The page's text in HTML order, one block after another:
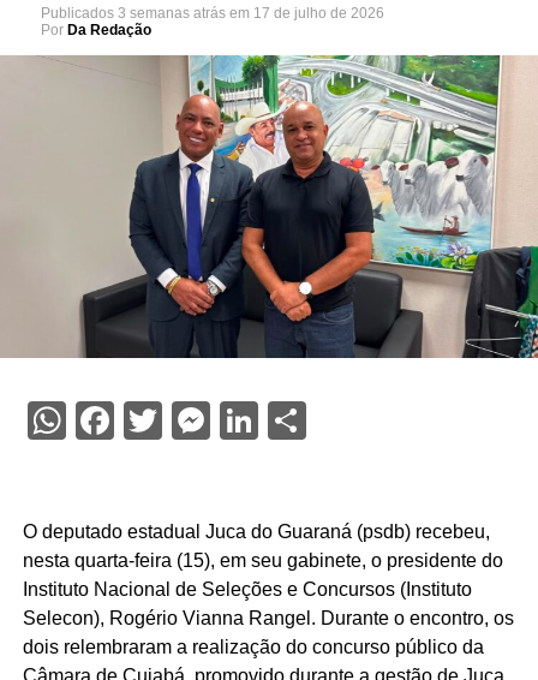
Publicados 3 semanas atrás em 17 de julho de 2026
Por Da Redação
WhatsApp
Facebook
Twitter
Messenger
LinkedIn
Share
O deputado estadual Juca do Guaraná (psdb) recebeu,
nesta quarta-feira (15), em seu gabinete, o presidente do
Instituto Nacional de Seleções e Concursos (Instituto
Selecon), Rogério Vianna Rangel. Durante o encontro, os
dois relembraram a realização do concurso público da
Câmara de Cuiabá, promovido durante a gestão de Juca